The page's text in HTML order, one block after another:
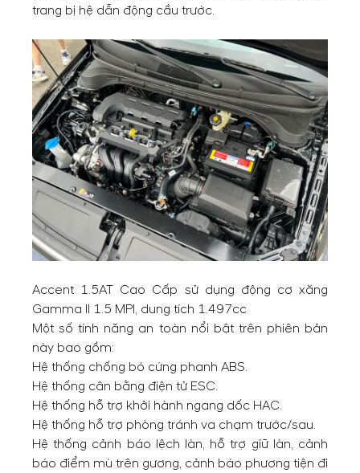
trang bị hệ dẫn động cầu trước.
Accent 1.5AT Cao Cấp sử dụng động cơ xăng
Gamma II 1.5 MPI, dung tích 1.497cc
Một số tính năng an toàn nổi bật trên phiên bản
này bao gồm:
Hệ thống chống bó cứng phanh ABS.
Hệ thống cân bằng điện tử ESC.
Hệ thống hỗ trợ khởi hành ngang dốc HAC.
Hệ thống hỗ trợ phòng tránh va chạm trước/sau.
Hệ thống cảnh báo lệch làn, hỗ trợ giữ làn, cảnh
báo điểm mù trên gương, cảnh báo phương tiện đi